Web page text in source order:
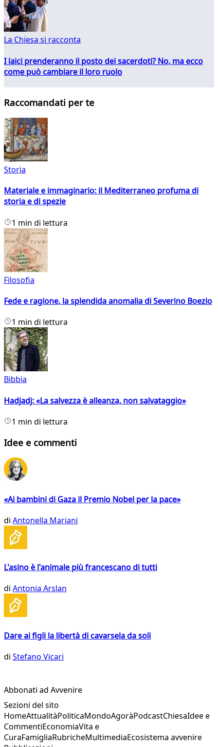
La Chiesa si racconta
I laici prenderanno il posto dei sacerdoti? No, ma ecco
come può cambiare il loro ruolo
Raccomandati per te
Storia
Materiale e immaginario: il Mediterraneo profuma di
storia e di spezie
1 min di lettura
Filosofia
Fede e ragione, la splendida anomalia di Severino Boezio
1 min di lettura
Bibbia
Hadjadj: «La salvezza è alleanza, non salvataggio»
1 min di lettura
Idee e commenti
«Ai bambini di Gaza il Premio Nobel per la pace»
di Antonella Mariani
L'asino è l'animale più francescano di tutti
di Antonia Arslan
Dare ai figli la libertà di cavarsela da soli
di Stefano Vicari
Abbonati ad Avvenire
Sezioni del sito
HomeAttualitàPoliticaMondoAgoràPodcastChiesaIdee e
CommentiEconomiaVita e
CuraFamigliaRubricheMultimediaEcosistema avvenire